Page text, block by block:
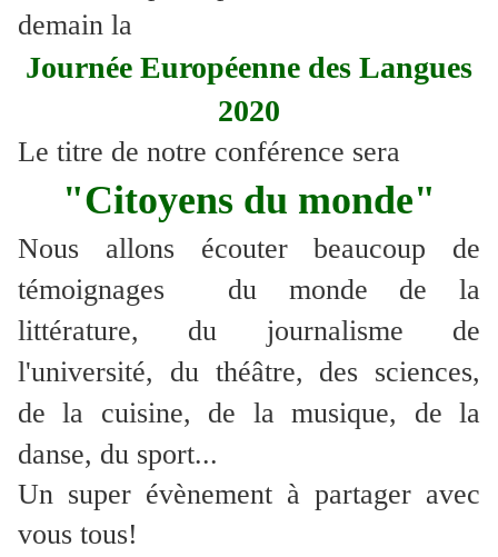
demain la
Journée Européenne des Langues
2020
Le titre de notre conférence sera
"Citoyens du monde"
Nous allons écouter beaucoup de
témoignages du monde de la
littérature, du journalisme de
l'université, du théâtre, des sciences,
de la cuisine, de la musique, de la
danse, du sport...
Un super évènement à partager avec
vous tous!